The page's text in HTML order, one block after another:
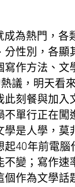
成為熱門，各
分性別，各
作方法、文
熱議，明天看
此刻餐與加
不單行正在
學是人學，莫
40年前電腦
不變；寫作
個作為文學